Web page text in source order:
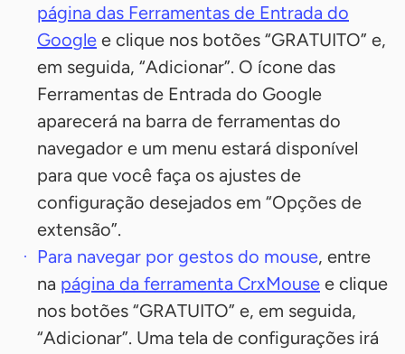
página das Ferramentas de Entrada do
Google e clique nos botões “GRATUITO” e,
em seguida, “Adicionar”. O ícone das
Ferramentas de Entrada do Google
aparecerá na barra de ferramentas do
navegador e um menu estará disponível
para que você faça os ajustes de
configuração desejados em “Opções de
extensão”.
Para navegar por gestos do mouse, entre
na página da ferramenta CrxMouse e clique
nos botões “GRATUITO” e, em seguida,
“Adicionar”. Uma tela de configurações irá